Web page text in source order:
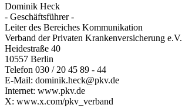
Dominik Heck
- Geschäftsführer -
Leiter des Bereiches Kommunikation
Verband der Privaten Krankenversicherung e.V.
Heidestraße 40
10557 Berlin
Telefon 030 / 20 45 89 - 44
E-Mail: dominik.heck@pkv.de
Internet: www.pkv.de
X: www.x.com/pkv_verband